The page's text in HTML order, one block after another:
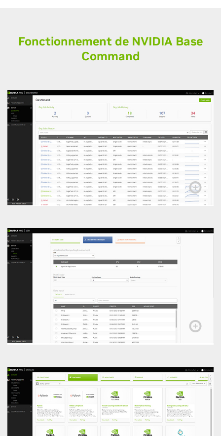
Fonctionnement de NVIDIA Base
Command